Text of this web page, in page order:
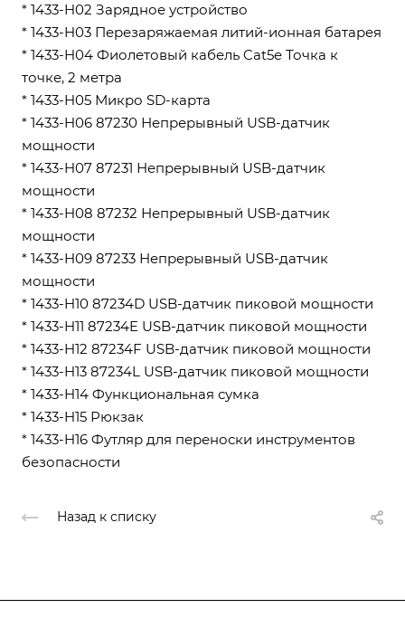
* 1433-H02 Зарядное устройство
* 1433-H03 Перезаряжаемая литий-ионная батарея
* 1433-H04 Фиолетовый кабель Cat5e Точка к
точке, 2 метра
* 1433-H05 Микро SD-карта
* 1433-H06 87230 Непрерывный USB-датчик
мощности
* 1433-H07 87231 Непрерывный USB-датчик
мощности
* 1433-H08 87232 Непрерывный USB-датчик
мощности
* 1433-H09 87233 Непрерывный USB-датчик
мощности
* 1433-H10 87234D USB-датчик пиковой мощности
* 1433-H11 87234E USB-датчик пиковой мощности
* 1433-H12 87234F USB-датчик пиковой мощности
* 1433-H13 87234L USB-датчик пиковой мощности
* 1433-H14 Функциональная сумка
* 1433-H15 Рюкзак
* 1433-H16 Футляр для переноски инструментов
безопасности
Назад к списку